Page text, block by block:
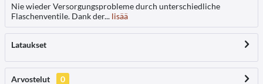
Nie wieder Versorgungsprobleme durch unterschiedliche
Flaschenventile. Dank der... lisää
Lataukset
Arvostelut
0